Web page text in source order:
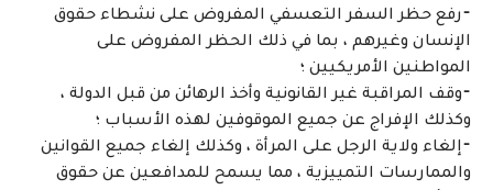
⁃رفع حظر السفر التعسفي المفروض على نشطاء حقوق
الإنسان وغيرهم ، بما في ذلك الحظر المفروض على
المواطنين الأمريكيين ؛
⁃وقف المراقبة غير القانونية وأخذ الرهائن من قبل الدولة ،
وكذلك الإفراج عن جميع الموقوفين لهذه الأسباب ؛
⁃إلغاء ولاية الرجل على المرأة ، وكذلك إلغاء جميع القوانين
والممارسات التمييزية ، مما يسمح للمدافعين عن حقوق